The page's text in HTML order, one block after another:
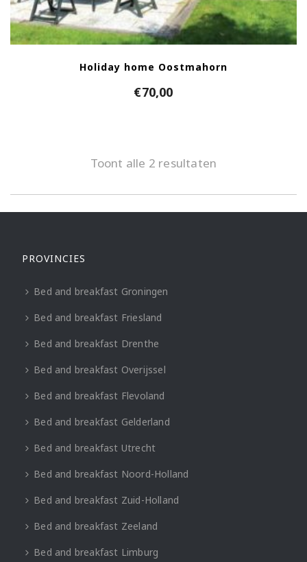
Holiday home Oostmahorn
€70,00
Toont alle 2 resultaten
PROVINCIES
Bed and breakfast Groningen
Bed and breakfast Friesland
Bed and breakfast Drenthe
Bed and breakfast Overijssel
Bed and breakfast Flevoland
Bed and breakfast Gelderland
Bed and breakfast Utrecht
Bed and breakfast Noord-Holland
Bed and breakfast Zuid-Holland
Bed and breakfast Zeeland
Bed and breakfast Limburg